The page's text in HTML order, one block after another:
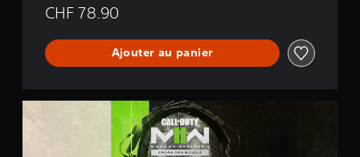
CHF 78.90
Ajouter au panier